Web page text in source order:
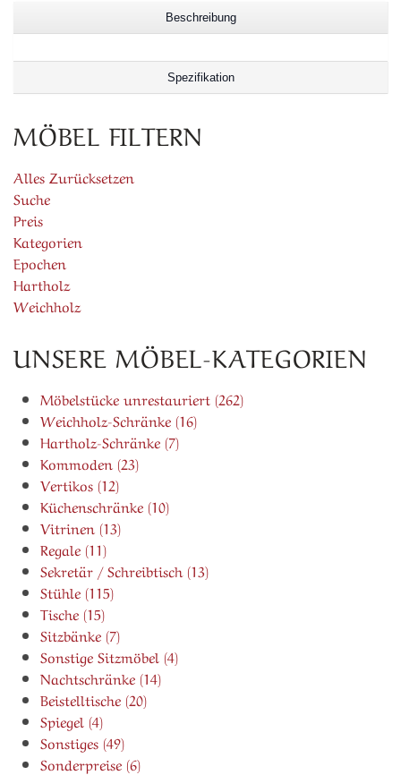
Beschreibung
Spezifikation
MÖBEL FILTERN
Alles Zurücksetzen
Suche
Preis
Kategorien
Epochen
Hartholz
Weichholz
UNSERE MÖBEL-KATEGORIEN
Möbelstücke unrestauriert (262)
Weichholz-Schränke (16)
Hartholz-Schränke (7)
Kommoden (23)
Vertikos (12)
Küchenschränke (10)
Vitrinen (13)
Regale (11)
Sekretär / Schreibtisch (13)
Stühle (115)
Tische (15)
Sitzbänke (7)
Sonstige Sitzmöbel (4)
Nachtschränke (14)
Beistelltische (20)
Spiegel (4)
Sonstiges (49)
Sonderpreise (6)